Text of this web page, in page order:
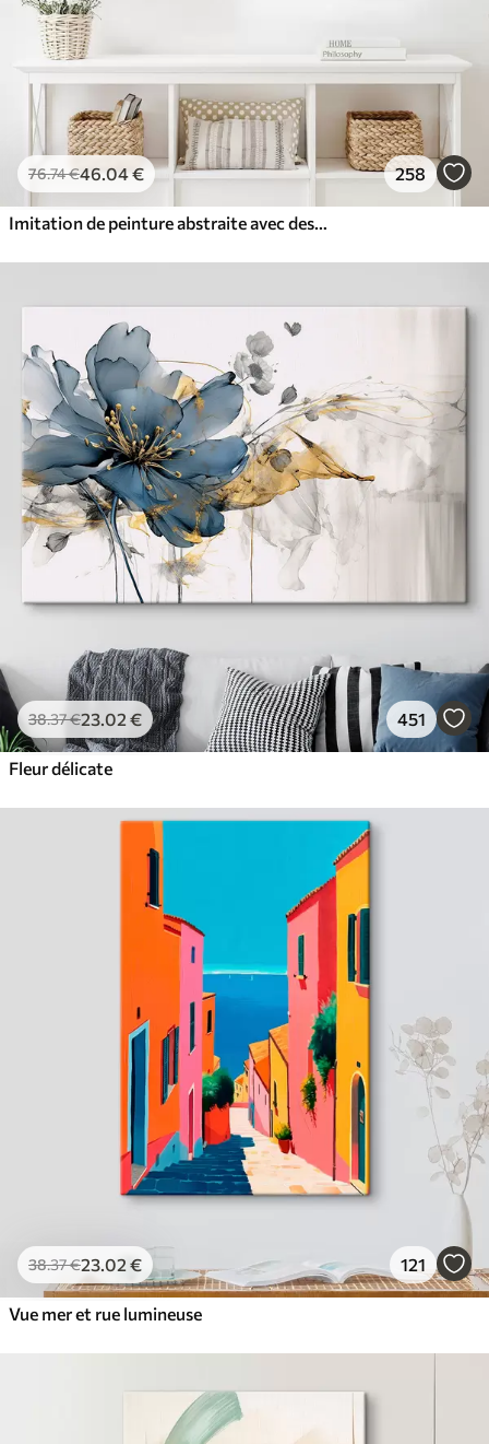
76.74€46.04€ 258
Imitation de peinture abstraite avec des cercles orange et gris, des feuilles et des branches, style moderne, effet aquarelle
38.37€23.02 € 451
Fleur délicate
38.37€23.02 € 121
Vue mer et rue lumineuse